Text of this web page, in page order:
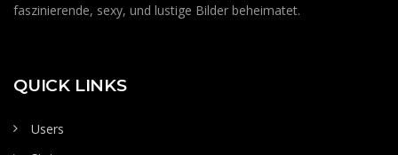
faszinierende, sexy, und lustige Bilder beheimatet.
QUICK LINKS
Users